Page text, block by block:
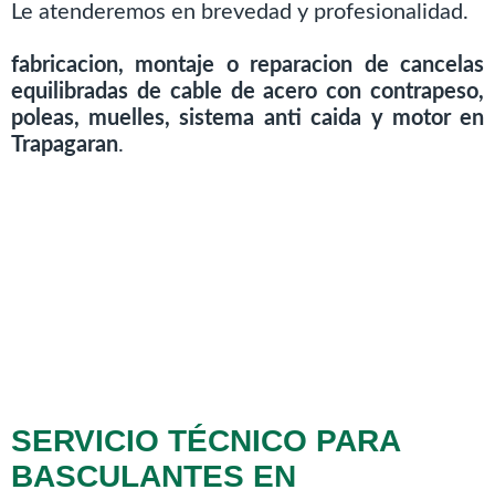
Le atenderemos en brevedad y profesionalidad.
fabricacion, montaje o reparacion de cancelas
equilibradas de cable de acero con contrapeso,
poleas, muelles, sistema anti caida y motor en
Trapagaran.
SERVICIO TÉCNICO PARA
BASCULANTES EN